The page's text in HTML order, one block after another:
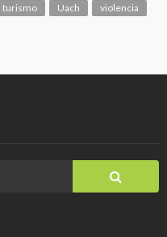
turismo Uach violencia